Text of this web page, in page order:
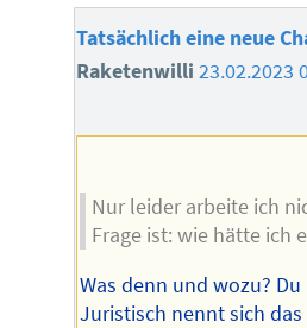
Tatsächlich eine neue
Raketenwilli23.02.2023
Nur leider arbeite ich
Frage ist: wie hätte ich
Was denn und wozu?
Juristisch nennt sich